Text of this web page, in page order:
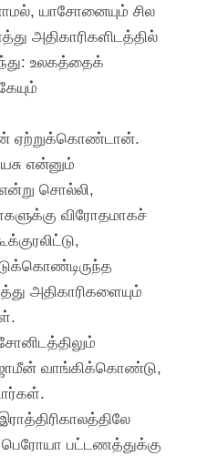
யாசோனையும் சில
அதிகாரிகளிடத்தில்
உலகத்தைக்
ஏற்றுக்கொண்டான்.
என்னும்
சொல்லி,
விரோதமாகச்
அதிகாரிகளையும்
ஜாமீன் வாங்கிக்கொண்டு,
பெரோயா பட்டணத்துக்கு